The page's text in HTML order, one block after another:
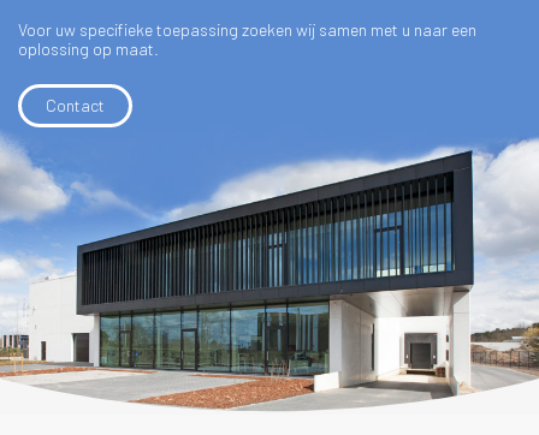
Voor uw specifieke toepassing zoeken wij samen met u naar een
oplossing op maat.
Contact